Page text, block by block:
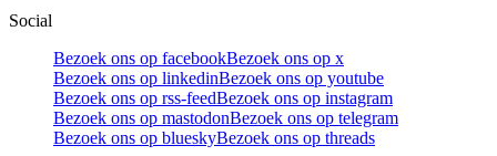
Social
Bezoek ons op facebookBezoek ons op x
Bezoek ons op linkedinBezoek ons op youtube
Bezoek ons op rss-feedBezoek ons op instagram
Bezoek ons op mastodonBezoek ons op telegram
Bezoek ons op blueskyBezoek ons op threads